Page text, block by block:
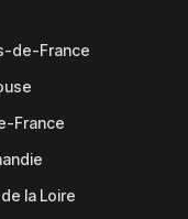
de-France
France
la Loire